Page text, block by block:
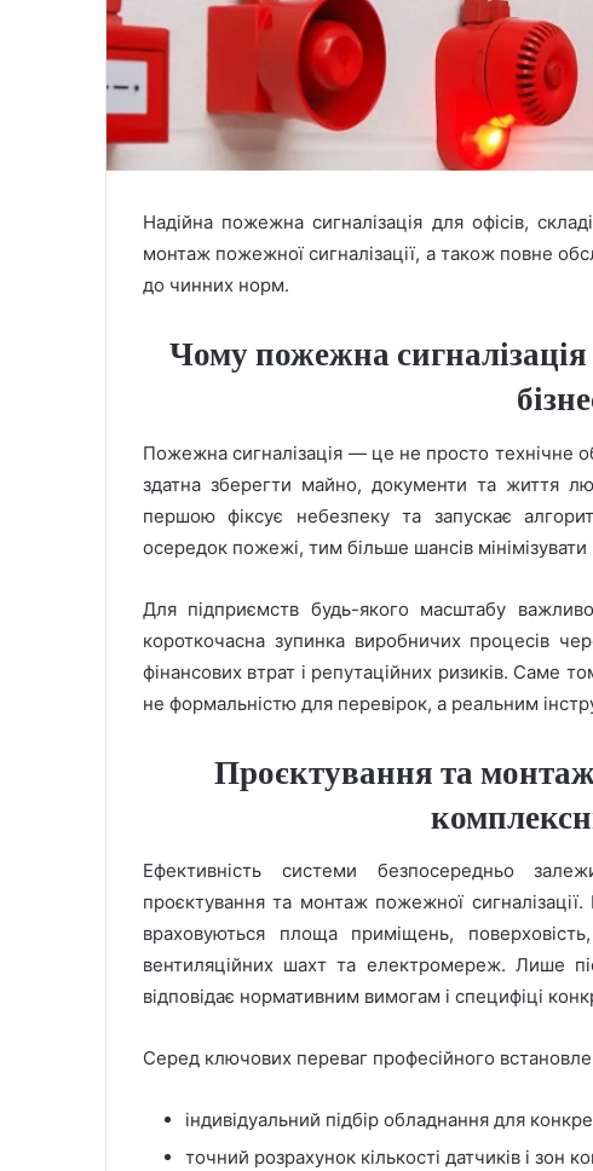
Надійна пожежна сигналізація для офісів,
монтаж пожежної сигналізації, а також повне
до чинних норм.
Чому пожежна
Пожежна сигналізація — це не просто технічне
здатна зберегти майно, документи та життя
першою фіксує небезпеку та запускає
осередок пожежі, тим більше шансів
Для підприємств будь-якого масштабу
короткочасна зупинка виробничих процесів
фінансових втрат і репутаційних ризиків. Саме
не формальністю для перевірок, а реальним
Проєктування та монтаж
Ефективність системи безпосередньо
проєктування та монтаж пожежної
враховуються площа приміщень,
вентиляційних шахт та електромереж. Лише
відповідає нормативним вимогам і специфіці
Серед ключових переваг професійного
індивідуальний підбір обладнання для
точний розрахунок кількості датчиків і зон